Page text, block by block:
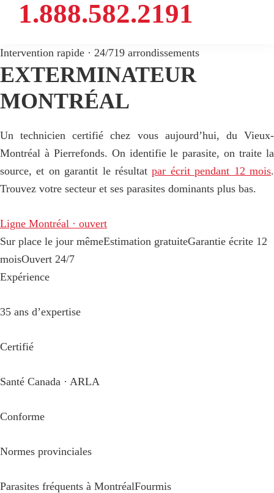
1.888.582.2191
Intervention rapide · 24/719 arrondissements
EXTERMINATEUR
MONTRÉAL
Un technicien certifié chez vous aujourd’hui, du Vieux-
Montréal à Pierrefonds. On identifie le parasite, on traite la
source, et on garantit le résultatpar écrit pendant 12 mois.
Trouvez votre secteur et ses parasites dominants plus bas.
Ligne Montréal · ouvert
Sur place le jour mêmeEstimation gratuiteGarantie écrite 12
moisOuvert 24/7
Expérience
35 ans d’expertise
Certifié
Santé Canada · ARLA
Conforme
Normes provinciales
Parasites fréquents à MontréalFourmis